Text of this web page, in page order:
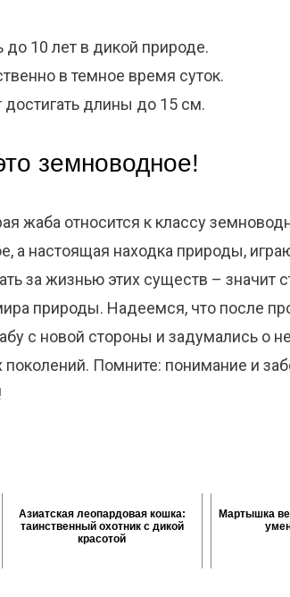
10 лет в дикой природе.
в темное время суток.
длины до 15 см.
земноводное!
жаба относится к классу
а настоящая находка природы,
за жизнью этих существ – значит
природы. Надеемся, что после
с новой стороны и задумались о
Помните: понимание и
Азиатская леопардовая кошка:
таинственный охотник с дикой
красотой
Мартышка